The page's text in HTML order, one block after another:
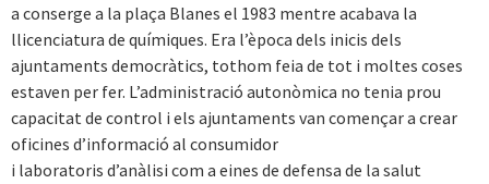
a conserge a la plaça Blanes el 1983 mentre acabava la
llicenciatura de químiques. Era l’època dels inicis dels
ajuntaments democràtics, tothom feia de tot i moltes coses
estaven per fer. L’administració autonòmica no tenia prou
capacitat de control i els ajuntaments van començar a crear
oficines d’informació al consumidor
i laboratoris d’anàlisi com a eines de defensa de la salut